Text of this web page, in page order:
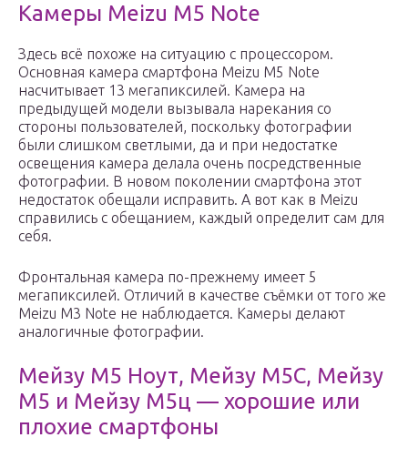
Камеры Meizu M5 Note
Здесь всё похоже на ситуацию с процессором.
Основная камера смартфона Meizu M5 Note
насчитывает 13 мегапиксилей. Камера на
предыдущей модели вызывала нарекания со
стороны пользователей, поскольку фотографии
были слишком светлыми, да и при недостатке
освещения камера делала очень посредственные
фотографии. В новом поколении смартфона этот
недостаток обещали исправить. А вот как в Meizu
справились с обещанием, каждый определит сам для
себя.
Фронтальная камера по-прежнему имеет 5
мегапиксилей. Отличий в качестве съёмки от того же
Meizu M3 Note не наблюдается. Камеры делают
аналогичные фотографии.
Мейзу М5 Ноут, Мейзу М5С, Мейзу
М5 и Мейзу М5ц — хорошие или
плохие смартфоны